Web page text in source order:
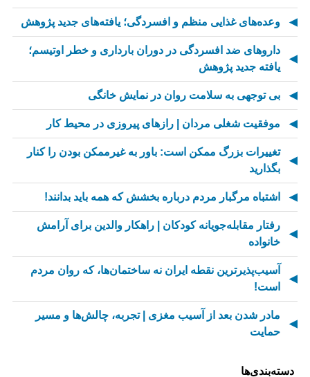
وعده‌های غذایی منظم و افسردگی؛ یافته‌های جدید پژوهش
داروهای ضد افسردگی در دوران بارداری و خطر اوتیسم؛
یافته جدید پژوهش
بی توجهی به سلامت روان در نمایش خانگی
موفقیت شغلی مردان | رازهای پیروزی در محیط کار
تغییرات بزرگ ممکن است: باور به غیرممکن بودن را کنار
بگذارید
اشتباه مرگبار مردم درباره بخشش که همه باید بدانند!
رفتار مقابله‌جویانه کودکان | راهکار والدین برای آرامش
خانواده
آسیب‌پذیرترین نقطه ایران نه ساختمان‌ها، که روان مردم
است!
مادر شدن بعد از آسیب مغزی | تجربه، چالش‌ها و مسیر
حمایت
دسته‌بندی‌ها